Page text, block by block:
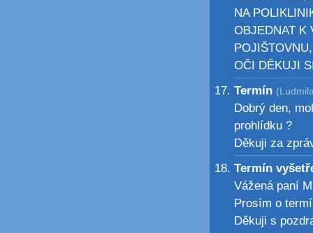
NA
OBJEDNAT K
OČI DĚKUJI
Termín
Dobrý den,
prohlídku ?
Děkuji za
Termín
Vážená paní
Prosím o
Děkuji s